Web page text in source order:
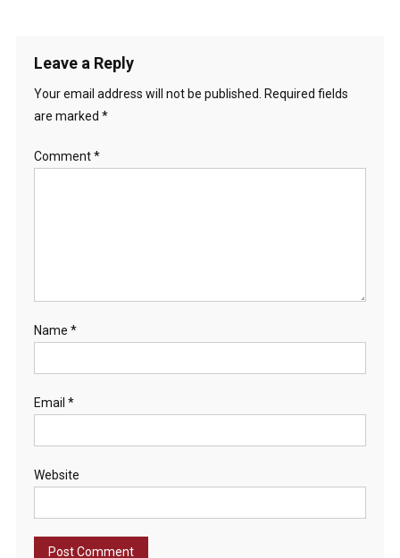
Leave a Reply
Your email address will not be published.
Required fields
are marked *
Comment*
Name *
Email *
Website